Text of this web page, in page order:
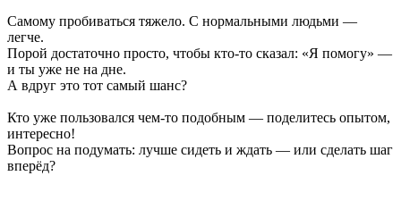
Самому пробиваться тяжело. С нормальными людьми —
легче.
Порой достаточно просто, чтобы кто-то сказал: «Я помогу» —
и ты уже не на дне.
А вдруг это тот самый шанс?
Кто уже пользовался чем-то подобным — поделитесь опытом,
интересно!
Вопрос на подумать: лучше сидеть и ждать — или сделать шаг
вперёд?